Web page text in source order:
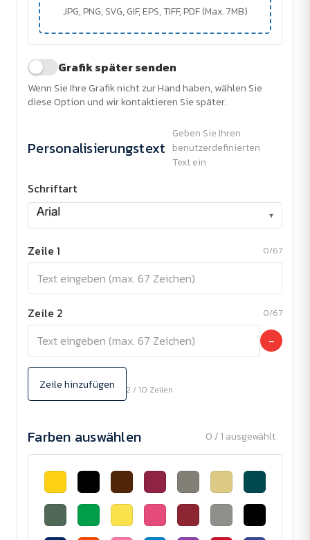
JPG, PNG, SVG, GIF, EPS, TIFF, PDF (Max. 7MB)
Grafik später senden
Wenn Sie Ihre Grafik nicht zur Hand haben, wählen Sie
diese Option und wir kontaktieren Sie später.
Personalisierungstext
Geben Sie Ihren
benutzerdefinierten
Text ein
Schriftart
▾
Zeile 1 0/67
Zeile 2 0/67
−
Zeile hinzufügen 2 / 10 Zeilen
Farben auswählen 0 / 1 ausgewählt